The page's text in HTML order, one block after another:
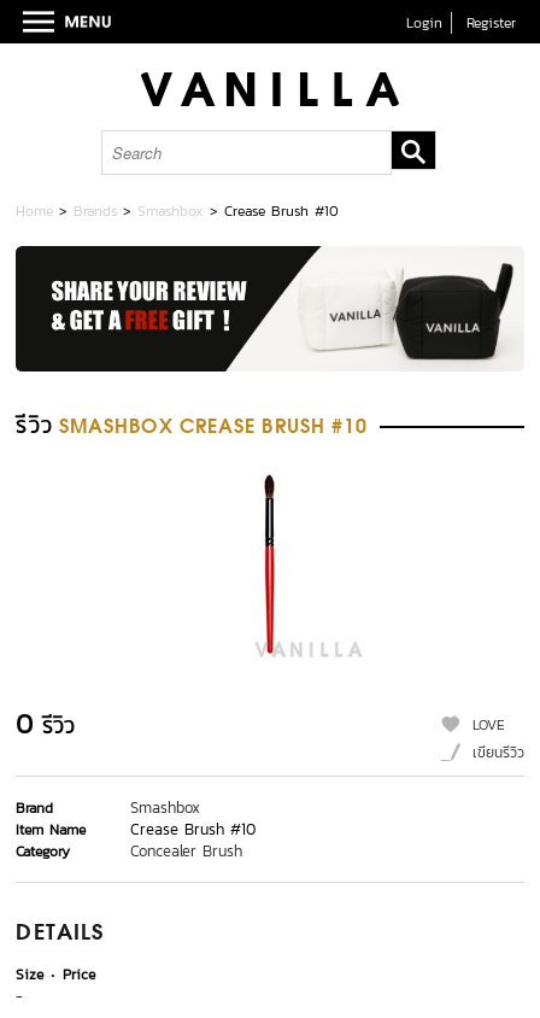
Login Register
Home > Brands > Smashbox >Crease Brush #10
รีวิว SMASHBOX CREASE BRUSH #10
0 รีวิว
LOVE
เขียนรีวิว
Brand Smashbox
Item Name Crease Brush #10
Category Concealer Brush
DETAILS
Size
Price
-